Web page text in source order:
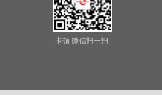
卡顿 微信扫一扫